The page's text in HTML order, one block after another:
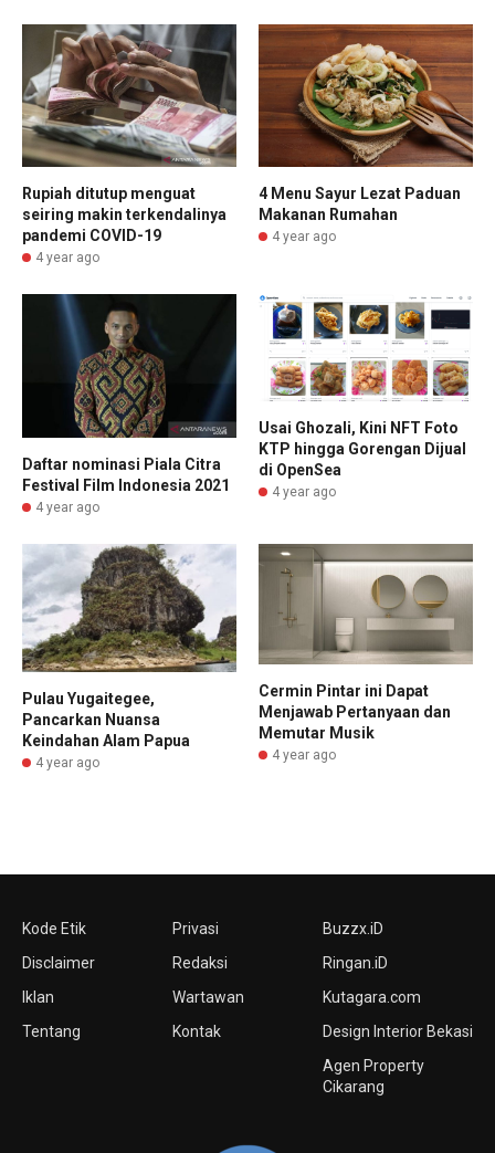
Rupiah ditutup menguat
seiring makin terkendalinya
pandemi COVID-19
4 year ago
4 Menu Sayur Lezat Paduan
Makanan Rumahan
4 year ago
Daftar nominasi Piala Citra
Festival Film Indonesia 2021
4 year ago
Usai Ghozali, Kini NFT Foto
KTP hingga Gorengan Dijual
di OpenSea
4 year ago
Pulau Yugaitegee,
Pancarkan Nuansa
Keindahan Alam Papua
4 year ago
Cermin Pintar ini Dapat
Menjawab Pertanyaan dan
Memutar Musik
4 year ago
Kode Etik
Disclaimer
Iklan
Tentang
Privasi
Redaksi
Wartawan
Kontak
Buzzx.iD
Ringan.iD
Kutagara.com
Design Interior Bekasi
Agen Property
Cikarang